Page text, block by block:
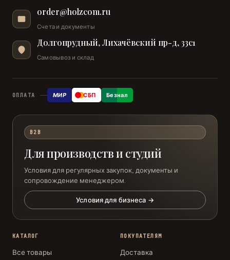
order@holzcom.ru
Счета и документы
Долгопрудный, Лихачёвский пр-д, 33с1
Самовывоз и склад
ОПЛАТА МИР СБП Безнал
B2B
Для производств и студий
Условия для регулярных закупок, документы и
сопровождение менеджером.
Условия для бизнеса →
КАТАЛОГ
Все товары
ПОКУПАТЕЛЯМ
Доставка